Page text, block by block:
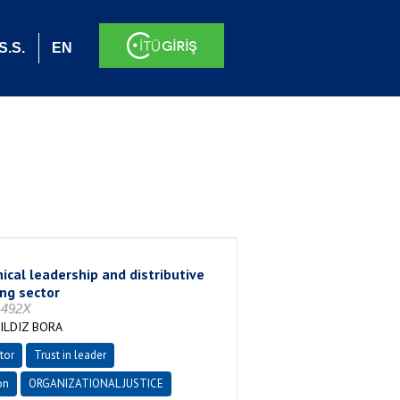
EN
leadership and distributive
sector
BORA
Trust in leader
ORGANIZATIONAL JUSTICE